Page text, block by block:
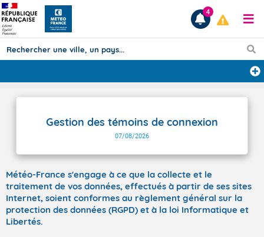
Prévisions
TOUS LES RÉSULTATS
Articles
4
Gestion des témoins de connexion
07/08/2026
Météo-France s'engage à ce que la collecte et le
traitement de vos données, effectués à partir de ses sites
Internet, soient conformes au règlement général sur la
protection des données (RGPD) et à la loi Informatique et
Libertés.